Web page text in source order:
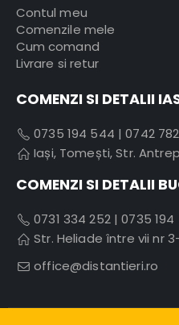
Contul meu
Comenzile mele
Cum comand
Livrare si retur
COMENZI SI DETALII
0735 194 544 |0742 782
Iași, Tomești, Str.
COMENZI SI DETALII
0731 334 252|0735
Str. Heliade între vii nr
office@distantieri.ro